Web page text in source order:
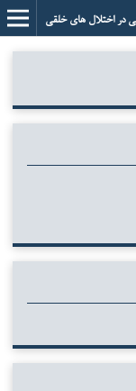
در اختلال های خلقی